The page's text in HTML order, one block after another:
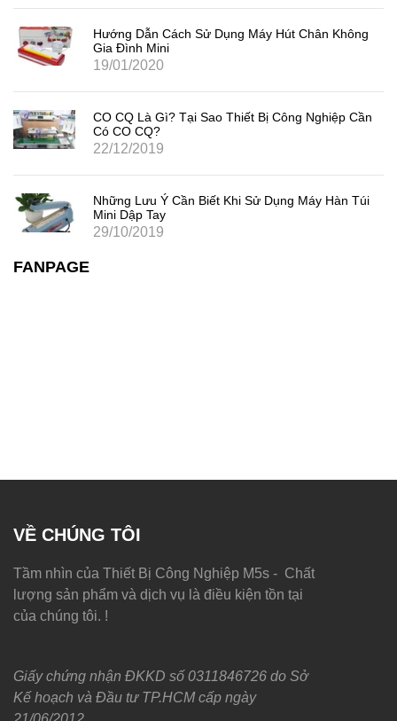
Hướng Dẫn Cách Sử Dụng Máy Hút Chân Không
Gia Đình Mini
19/01/2020
CO CQ Là Gì? Tại Sao Thiết Bị Công Nghiệp Cần
Có CO CQ?
22/12/2019
Những Lưu Ý Cần Biết Khi Sử Dụng Máy Hàn Túi
Mini Dập Tay
29/10/2019
FANPAGE
VỀ CHÚNG TÔI
Tầm nhìn của Thiết Bị Công Nghiệp M5s - Chất
lượng sản phẩm và dịch vụ là điều kiện tồn tại
của chúng tôi. !
Giấy chứng nhận ĐKKD số 0311846726 do Sở
Kế hoạch và Đầu tư TP.HCM cấp ngày